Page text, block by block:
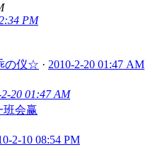
PM
の仪☆ · 2010-2-20 01:47 AM
20 01:47 AM
班会赢
2-10 08:54 PM